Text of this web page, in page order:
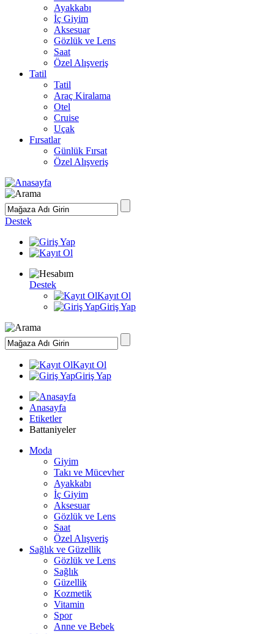
Ayakkabı
İç Giyim
Aksesuar
Gözlük ve Lens
Saat
Özel Alışveriş
Tatil
Tatil
Araç Kiralama
Otel
Cruise
Uçak
Fırsatlar
Günlük Fırsat
Özel Alışveriş
Destek
Destek
Kayıt Ol
Giriş Yap
Kayıt Ol
Giriş Yap
Anasayfa
Etiketler
Battaniyeler
Moda
Giyim
Takı ve Mücevher
Ayakkabı
İç Giyim
Aksesuar
Gözlük ve Lens
Saat
Özel Alışveriş
Sağlık ve Güzellik
Gözlük ve Lens
Sağlık
Güzellik
Kozmetik
Vitamin
Spor
Anne ve Bebek